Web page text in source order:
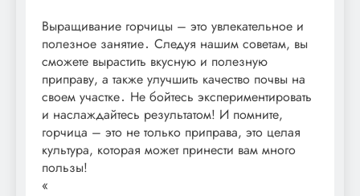
Выращивание горчицы – это увлекательное и
полезное занятие․ Следуя нашим советам, вы
сможете вырастить вкусную и полезную
приправу, а также улучшить качество почвы на
своем участке․ Не бойтесь экспериментировать
и наслаждайтесь результатом! И помните,
горчица – это не только приправа, это целая
культура, которая может принести вам много
пользы!
«